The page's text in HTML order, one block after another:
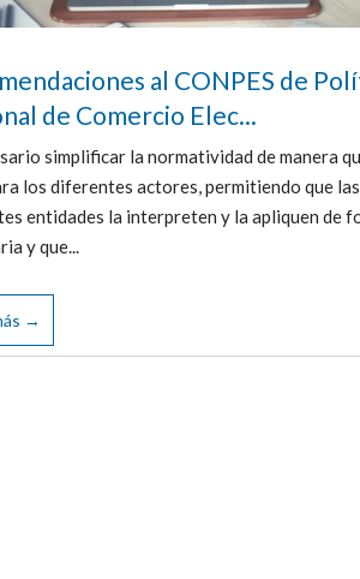
al CONPES de
de Comercio Elec...
simplificar la normatividad de manera
los diferentes actores, permitiendo que las
entidades la interpreten y la apliquen de
y que...
→